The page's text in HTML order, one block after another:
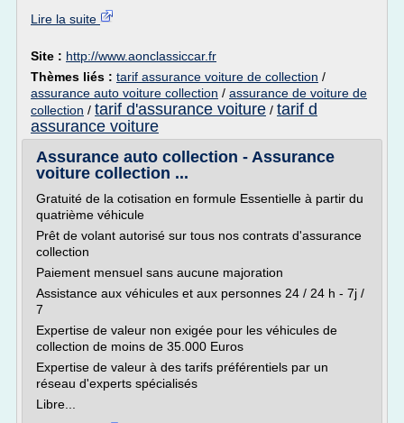
Lire la suite
Site : http://www.aonclassiccar.fr
Thèmes liés : tarif assurance voiture de collection /
assurance auto voiture collection / assurance de voiture de
collection / tarif d'assurance voiture / tarif d
assurance voiture
Assurance auto collection - Assurance
voiture collection ...
Gratuité de la cotisation en formule Essentielle à partir du
quatrième véhicule
Prêt de volant autorisé sur tous nos contrats d'assurance
collection
Paiement mensuel sans aucune majoration
Assistance aux véhicules et aux personnes 24 / 24 h - 7j /
7
Expertise de valeur non exigée pour les véhicules de
collection de moins de 35.000 Euros
Expertise de valeur à des tarifs préférentiels par un
réseau d'experts spécialisés
Libre...